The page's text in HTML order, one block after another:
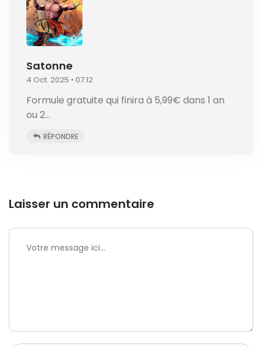
Satonne
4 Oct. 2025 • 07:12
Formule gratuite qui finira à 5,99€ dans 1 an
ou 2…
RÉPONDRE
Laisser un commentaire